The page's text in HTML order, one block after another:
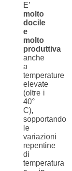
E’
molto
docile
e
molto
produttiva
anche
a
temperature
elevate
(oltre i
40°
C),
sopportando
le
variazioni
repentine
di
temperatura